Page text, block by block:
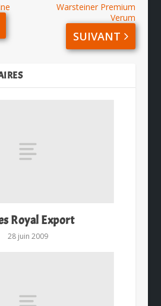
Warsteiner Premium
Verum
SUIVANT
Royal Export
28 juin 2009